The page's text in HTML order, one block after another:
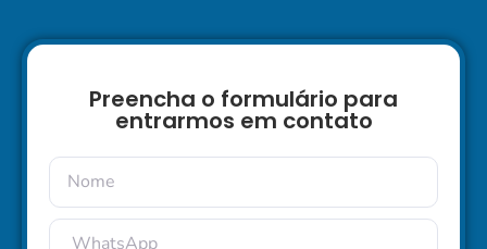
Preencha o formulário para
entrarmos em contato